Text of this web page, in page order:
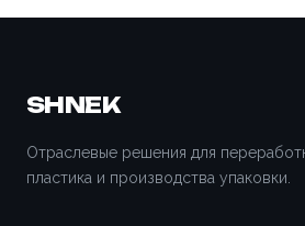
SHNEK
Отраслевые решения для
пластика и производства упаковки.